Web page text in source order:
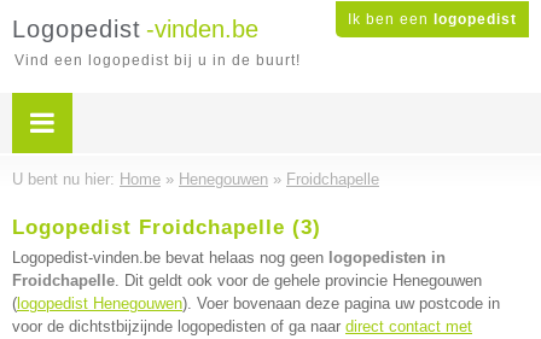
Ik ben een logopedist
Logopedist -vinden.be
Vind een logopedist bij u in de buurt!
U bent nu hier: Home » Henegouwen » Froidchapelle
Logopedist Froidchapelle (3)
Logopedist-vinden.be bevat helaas nog geen logopedisten in
Froidchapelle. Dit geldt ook voor de gehele provincie Henegouwen
( logopedist Henegouwen). Voer bovenaan deze pagina uw postcode in
voor de dichtstbijzijnde logopedisten of ga naar direct contact met